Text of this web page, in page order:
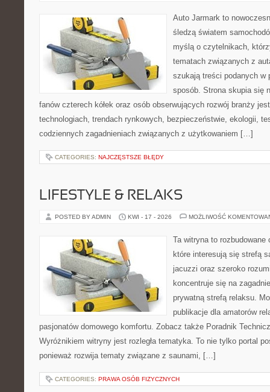
Auto Jarmark to
śledzą światem
myślą o czytelnikach,
tematach związanych z
szukają treści podanych w
sposób. Strona skupia się
fanów czterech kółek oraz osób obserwujących rozwój branży
technologiach, trendach rynkowych, bezpieczeństwie, ekologii,
codziennych zagadnieniach związanych z użytkowaniem […]
CATEGORIES: NAJCZĘSTSZE BŁĘDY
LIFESTYLE & RELAKS
POSTED BY ADMIN KWI - 17 - 2026 MOŻLIWOŚĆ
Ta witryna to
które interesują się strefą
jacuzzi oraz szeroko
koncentruje się na
prywatną strefą relaksu.
publikacje dla amatorów
pasjonatów domowego komfortu. Zobacz także Poradnik
Wyróżnikiem witryny jest rozległa tematyka. To nie tylko portal
ponieważ rozwija tematy związane z saunami, […]
CATEGORIES: PRAWA OSÓB FIZYCZNYCH